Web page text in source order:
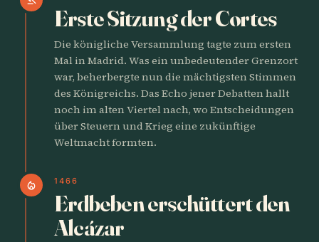
Erste Sitzung der Cortes
Die königliche Versammlung tagte zum ersten
Mal in Madrid. Was ein unbedeutender Grenzort
war, beherbergte nun die mächtigsten Stimmen
des Königreichs. Das Echo jener Debatten hallt
noch im alten Viertel nach, wo Entscheidungen
über Steuern und Krieg eine zukünftige
Weltmacht formten.
local_fire_department 1466
Erdbeben erschüttert den
Alcázar